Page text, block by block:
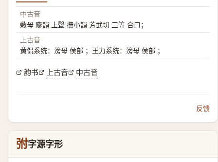
中古音
敷母 麌韻 上聲 撫小韻 芳武切 三等 合口；
上古音
黄侃系统：滂母 侯部 ；王力系统：滂母 侯部 ；
韵书 上古音 中古音
反馈
弣字源字形